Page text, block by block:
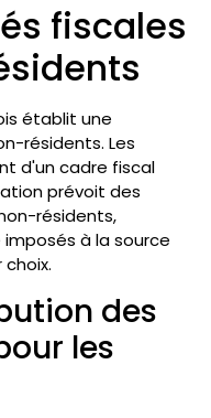
fiscales
établit une
résidents. Les
d'un cadre fiscal
prévoit des
résidents,
à la source
des
les